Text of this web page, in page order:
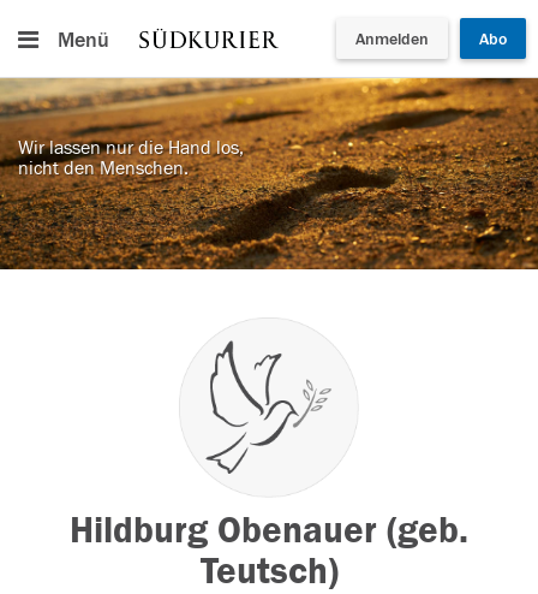
Menü Anmelden Abo
Wir lassen nur die Hand los,
nicht den Menschen.
Hildburg Obenauer (geb.
Teutsch)